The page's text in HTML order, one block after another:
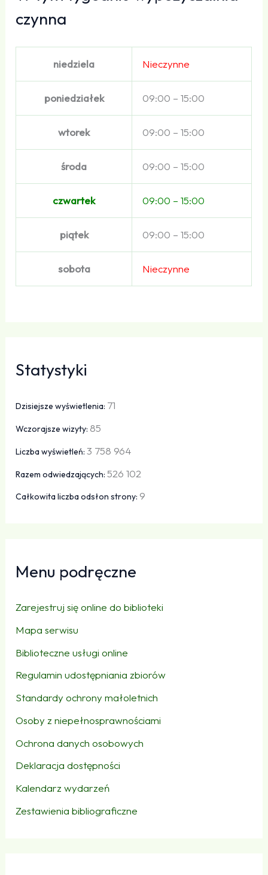
czynna
niedziela Nieczynne
poniedziałek 09:00 – 15:00
wtorek 09:00 – 15:00
środa 09:00 – 15:00
czwartek 09:00 – 15:00
piątek 09:00 – 15:00
sobota Nieczynne
Statystyki
Dzisiejsze wyświetlenia: 71
Wczorajsze wizyty: 85
Liczba wyświetleń:3 758 964
Razem odwiedzających:526 102
Całkowita liczba odsłon strony: 9
Menu podręczne
Zarejestruj się online do biblioteki
Mapa serwisu
Biblioteczne usługi online
Regulamin udostępniania zbiorów
Standardy ochrony małoletnich
Osoby z niepełnosprawnościami
Ochrona danych osobowych
Deklaracja dostępności
Kalendarz wydarzeń
Zestawienia bibliograficzne